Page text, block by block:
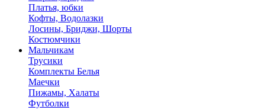
Платья, юбки
Кофты, Водолазки
Лосины, Бриджи, Шорты
Костюмчики
Мальчикам
Трусики
Комплекты Белья
Маечки
Пижамы, Халаты
Футболки